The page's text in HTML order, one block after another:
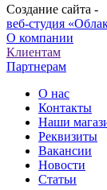
Создание сайта -
веб-студия
О компании
Клиентам
Партнерам
О нас
Контакты
Наши
Реквизиты
Вакансии
Новости
Статьи